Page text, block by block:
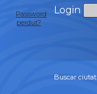
Login
Password
perdut?
Buscar